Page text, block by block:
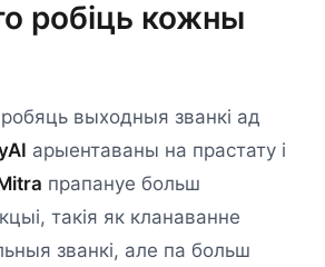
робіць кожны
выходныя званкі ад
арыентаваны на прастату і
прапануе больш
такія як кланаванне
званкі, але па больш